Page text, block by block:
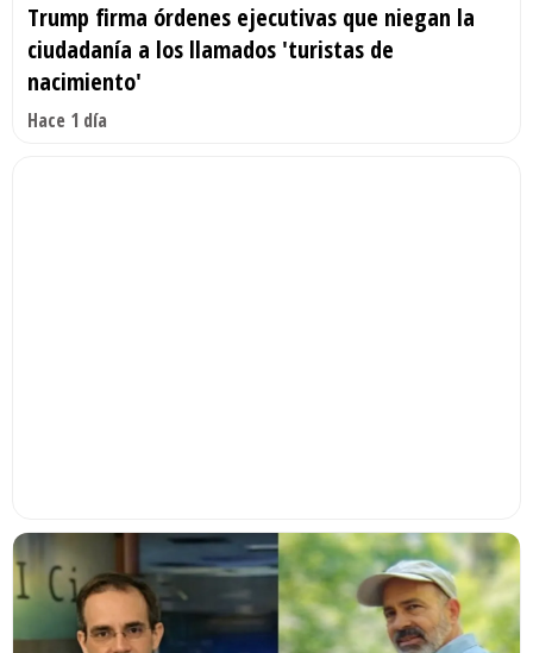
Trump firma órdenes ejecutivas que niegan la
ciudadanía a los llamados 'turistas de
nacimiento'
Hace 1 día